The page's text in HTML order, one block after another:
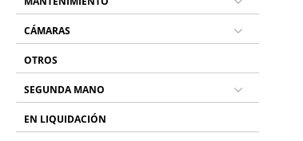
CÁMARAS
OTROS
SEGUNDA MANO
EN LIQUIDACIÓN